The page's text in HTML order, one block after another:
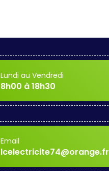
Lundi au Vendredi
8h00 à 18h30
Email
lcelectricite74@orange.fr